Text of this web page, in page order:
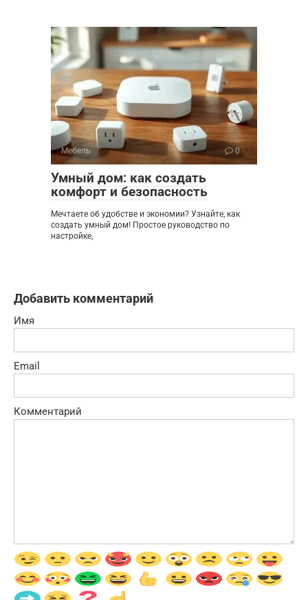
Мебель 0
Умный дом: как создать
комфорт и безопасность
Мечтаете об удобстве и экономии? Узнайте, как
создать умный дом! Простое руководство по
настройке,
Добавить комментарий
Имя
Email
Комментарий